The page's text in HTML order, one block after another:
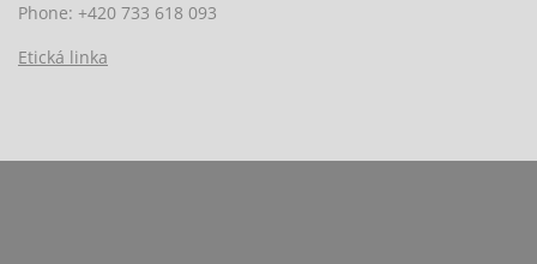
Phone: +420 733 618 093
Etická linka